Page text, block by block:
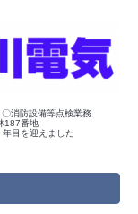
消防設備等点検業務
187番地
目を迎えました